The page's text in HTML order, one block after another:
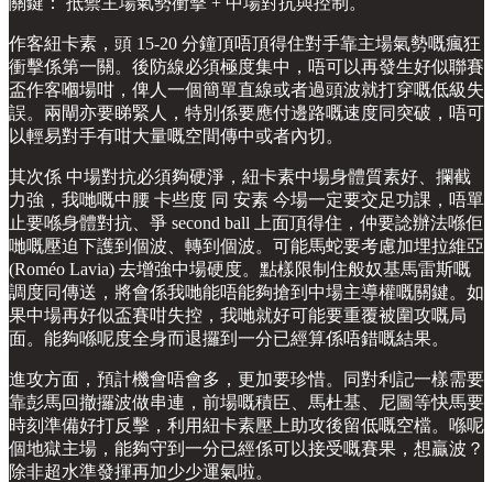
作客紐卡素，頭 15-20 分鐘頂唔頂得住對手靠主場氣勢嘅瘋狂
衝擊係第一關。後防線必須極度集中，唔可以再發生好似聯賽
盃作客嗰場咁，俾人一個簡單直線或者過頭波就打穿嘅低級失
誤。兩閘亦要睇緊人，特別係要應付邊路嘅速度同突破，唔可
以輕易對手有咁大量嘅空間傳中或者內切。
其次係 中場對抗必須夠硬淨，紐卡素中場身體質素好、攔截
力強，我哋嘅中腰 卡些度 同 安素 今場一定要交足功課，唔單
止要喺身體對抗、爭 second ball 上面頂得住，仲要諗辦法喺佢
哋嘅壓迫下護到個波、轉到個波。可能馬蛇要考慮加埋拉維亞
(Roméo Lavia) 去增強中場硬度。點樣限制住般奴基馬雷斯嘅
調度同傳送，將會係我哋能唔能夠搶到中場主導權嘅關鍵。如
果中場再好似盃賽咁失控，我哋就好可能要重覆被圍攻嘅局
面。能夠喺呢度全身而退攞到一分已經算係唔錯嘅結果。
進攻方面，預計機會唔會多，更加要珍惜。同對利記一樣需要
靠彭馬回撤攞波做串連，前場嘅積臣、馬杜基、尼圖等快馬要
時刻準備好打反擊，利用紐卡素壓上助攻後留低嘅空檔。喺呢
個地獄主場，能夠守到一分已經係可以接受嘅賽果，想贏波？
除非超水準發揮再加少少運氣啦。